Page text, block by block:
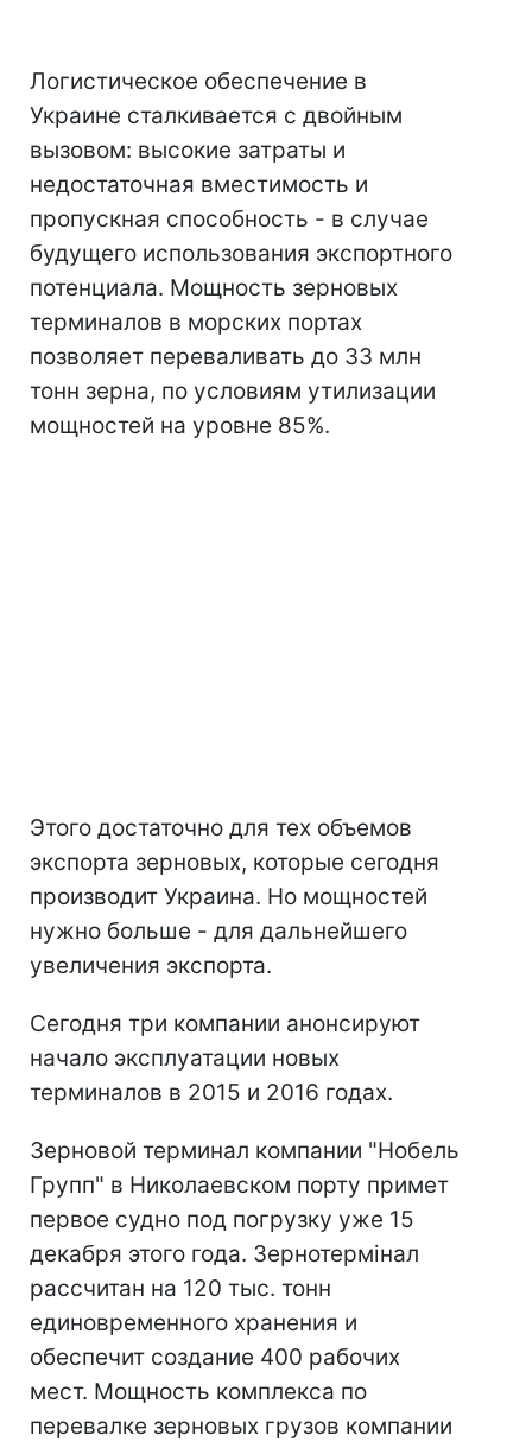
Логистическое обеспечение в
Украине сталкивается с двойным
вызовом: высокие затраты и
недостаточная вместимость и
пропускная способность - в случае
будущего использования экспортного
потенциала. Мощность зерновых
терминалов в морских портах
позволяет переваливать до 33 млн
тонн зерна, по условиям утилизации
мощностей на уровне 85%.
Этого достаточно для тех объемов
экспорта зерновых, которые сегодня
производит Украина. Но мощностей
нужно больше - для дальнейшего
увеличения экспорта.
Сегодня три компании анонсируют
начало эксплуатации новых
терминалов в 2015 и 2016 годах.
Зерновой терминал компании "Нобель
Групп" в Николаевском порту примет
первое судно под погрузку уже 15
декабря этого года. Зернотермінал
рассчитан на 120 тыс. тонн
единовременного хранения и
обеспечит создание 400 рабочих
мест. Мощность комплекса по
перевалке зерновых грузов компании